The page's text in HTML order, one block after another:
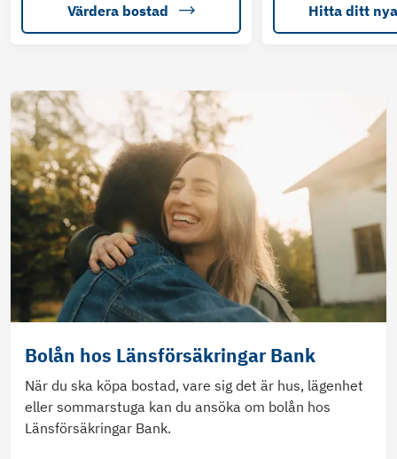
Värdera bostad Hitta ditt
Bolån hos Länsförsäkringar Bank
När du ska köpa bostad, vare sig det är hus, lägenhet
eller sommarstuga kan du ansöka om bolån hos
Länsförsäkringar Bank.